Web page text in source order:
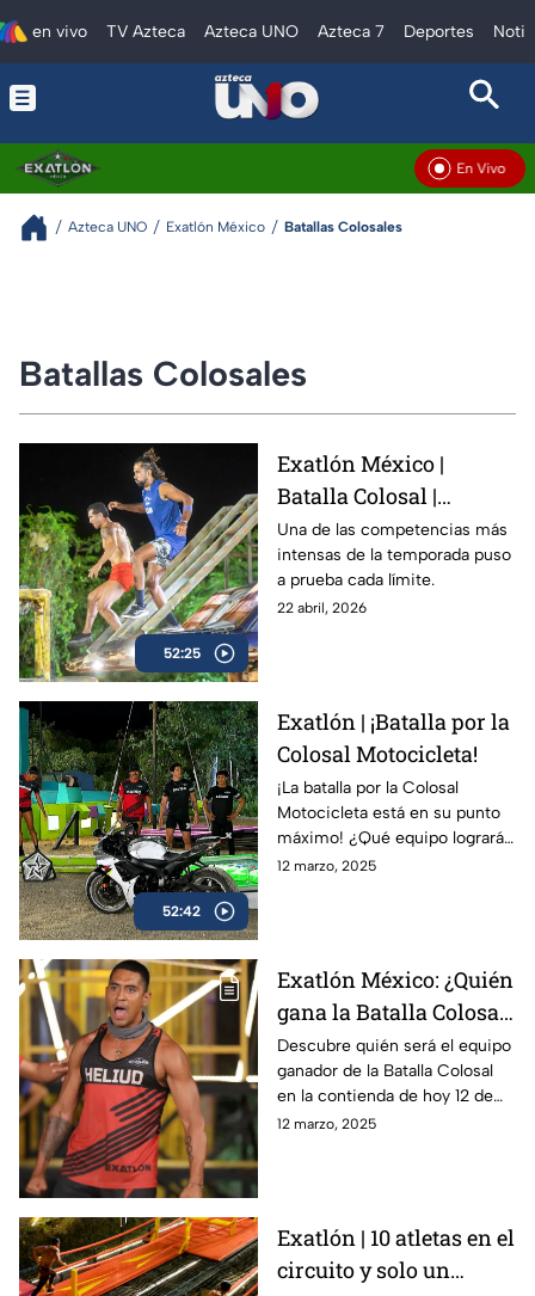
en vivo TV Azteca Azteca UNO Azteca 7 Deportes
En Vivo
Azteca UNO Exatlón México Batallas Colosales
Batallas Colosales
52:25
Exatlón México |
Batalla Colosal |
¡Batalla Colosal de
infarto! Rojos y Azules
lo dejaron TODO por la
recompensa
Una de las competencias más
intensas de la temporada puso
a prueba cada límite.
22 abril, 2026
52:42
Exatlón | ¡Batalla por la
Colosal Motocicleta!
¡La batalla por la Colosal
Motocicleta está en su punto
máximo! ¿Qué equipo logrará
arrancar el motor y llevarse el
12 marzo, 2025
Exatlón México: ¿Quién
gana la Batalla Colosal
hoy miércoles 12 de
marzo?
Descubre quién será el equipo
ganador de la Batalla Colosal
en la contienda de hoy 12 de
marzo en Exatlón México
12 marzo, 2025
Exatlón | 10 atletas en el
circuito y solo un